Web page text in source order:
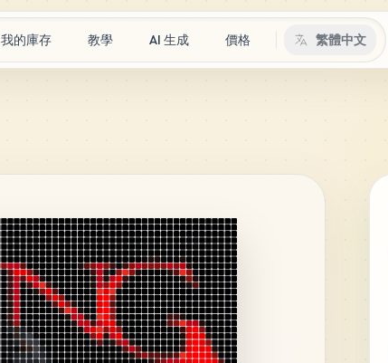
我的庫存 教學 AI 生成 價格 繁體中文